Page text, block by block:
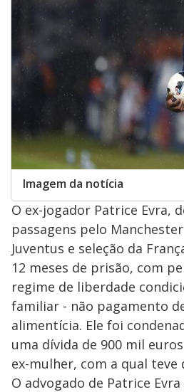
Imagem da notícia
O ex-jogador Patrice Evra,
passagens pelo
Juventus e seleção da
12 meses de prisão, com
regime de liberdade
familiar - não pagamento
alimentícia. Ele foi
uma dívida de 900 mil
ex-mulher, com a qual teve
O advogado de Patrice